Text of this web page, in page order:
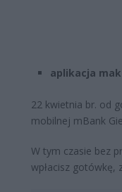
aplikacja
22 kwietnia br. od
mobilnej mBank
W tym czasie bez
wpłacisz gotówkę,